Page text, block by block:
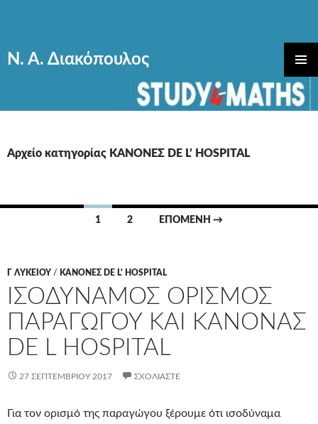
Ν. Α. Διακόπουλος
ΚΎΡΙΟ
ΜΕΝΟΎ
Αρχείο κατηγορίας ΚΑΝΟΝΕΣ DE L’ HOSPITAL
1 2 ΕΠΌΜΕΝΗ →
Γ ΛΥΚΕΊΟΥ / ΚΑΝΟΝΕΣ DE L' HOSPITAL
ΙΣΟΔΥΝΑΜΟΣ ΟΡΙΣΜΟΣ
ΠΑΡΑΓΩΓΟΥ ΚΑΙ ΚΑΝΟΝΑΣ
DE L HOSPITAL
27 ΣΕΠΤΕΜΒΡΊΟΥ 2017 ΣΧΟΛΙΆΣΤΕ
Για τον ορισμό της παραγώγου ξέρουμε ότι ισοδύναμα